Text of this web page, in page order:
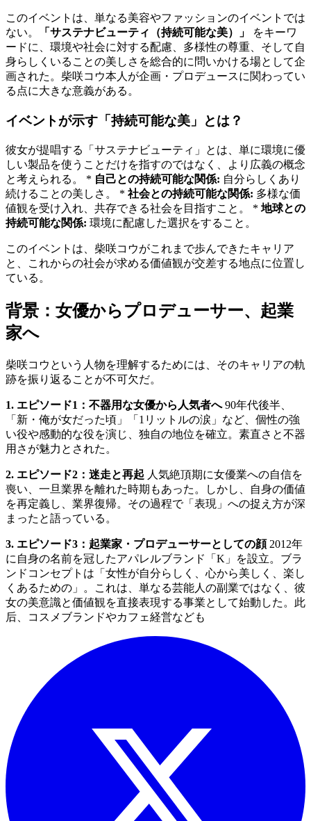
このイベントは、単なる美容やファッションのイベントでは
ない。
「サステナビューティ（持続可能な美）」
をキーワ
ードに、環境や社会に対する配慮、多様性の尊重、そして自
身らしくいることの美しさを総合的に問いかける場として企
画された。柴咲コウ本人が企画・プロデュースに関わってい
る点に大きな意義がある。
イベントが示す「持続可能な美」とは？
彼女が提唱する「サステナビューティ」とは、単に環境に優
しい製品を使うことだけを指すのではなく、より広義の概念
と考えられる。 * 自己との持続可能な関係: 自分らしくあり
続けることの美しさ。 * 社会との持続可能な関係: 多様な価
値観を受け入れ、共存できる社会を目指すこと。 * 地球との
持続可能な関係: 環境に配慮した選択をすること。
このイベントは、柴咲コウがこれまで歩んできたキャリア
と、これからの社会が求める価値観が交差する地点に位置し
ている。
背景：女優からプロデューサー、起業
家へ
柴咲コウという人物を理解するためには、そのキャリアの軌
跡を振り返ることが不可欠だ。
1. エピソード1：不器用な女優から人気者へ90年代後半、
「新・俺が女だった頃」「1リットルの涙」など、個性の強
い役や感動的な役を演じ、独自の地位を確立。素直さと不器
用さが魅力とされた。
2. エピソード2：迷走と再起 人気絶頂期に女優業への自信を
喪い、一旦業界を離れた時期もあった。しかし、自身の価値
を再定義し、業界復帰。その過程で「表現」への捉え方が深
まったと語っている。
3. エピソード3：起業家・プロデューサーとしての顔2012年
に自身の名前を冠したアパレルブランド「K」を設立。ブラ
ンドコンセプトは「女性が自分らしく、心から美しく、楽し
くあるための」。これは、単なる芸能人の副業ではなく、彼
女の美意識と価値観を直接表現する事業として始動した。此
后、コスメブランドやカフェ経営なども